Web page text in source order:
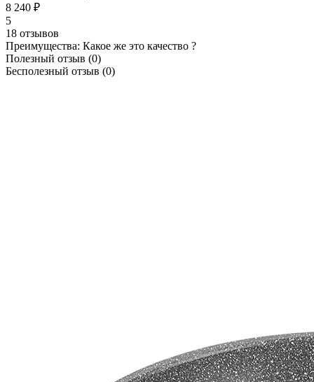
8 240 ₽
5
18 отзывов
Преимущества: Какое же это качество ?
Полезный отзыв (0)
Бесполезный отзыв (0)